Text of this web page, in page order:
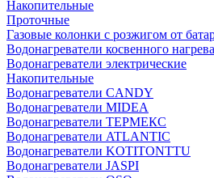
Накопительные
Проточные
Газовые колонки с розжигом от
Водонагреватели косвенного нагрева
Водонагреватели электрические
Накопительные
Водонагреватели CANDY
Водонагреватели MIDEA
Водонагреватели ТЕРМЕКС
Водонагреватели ATLANTIC
Водонагреватели KOTITONTTU
Водонагреватели JASPI